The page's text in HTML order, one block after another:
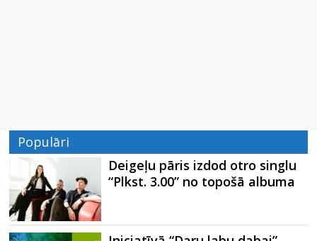
Populāri
Deigeļu pāris izdod otro singlu
“Plkst. 3.00” no topošā albuma